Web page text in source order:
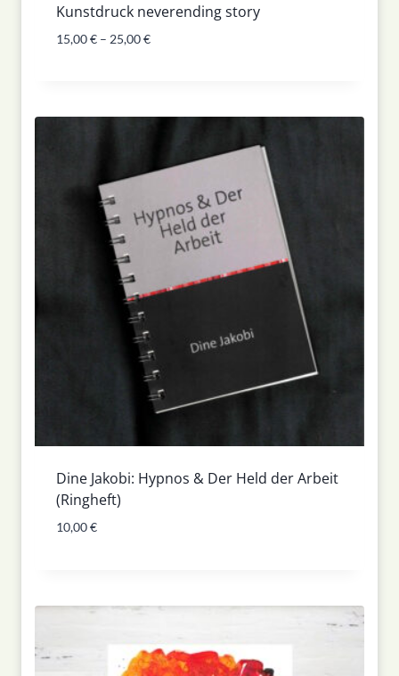
Kunstdruck neverending story
15,00€ – 25,00€
Dine Jakobi: Hypnos & Der Held der Arbeit
(Ringheft)
10,00€